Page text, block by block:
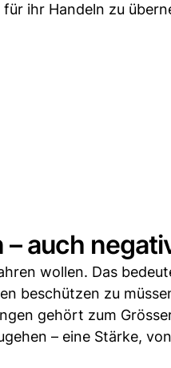
ihr Handeln zu
auch
wollen. Das
beschützen zu
gehört zum
– eine Stärke,